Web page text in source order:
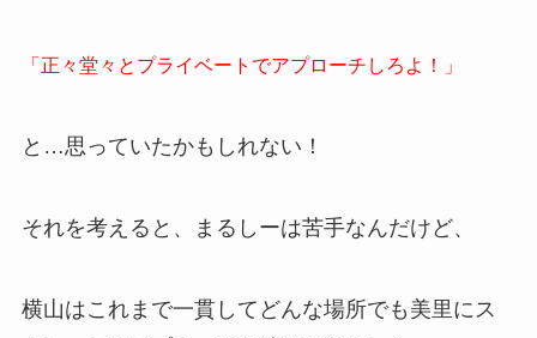
「正々堂々とプライベートでアプローチしろよ！」
と…思っていたかもしれない！
それを考えると、まるしーは苦手なんだけど、
横山はこれまで一貫してどんな場所でも美里にス